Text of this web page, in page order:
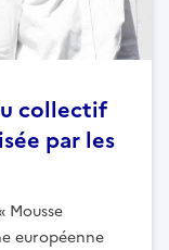
collectif
par les
européenne